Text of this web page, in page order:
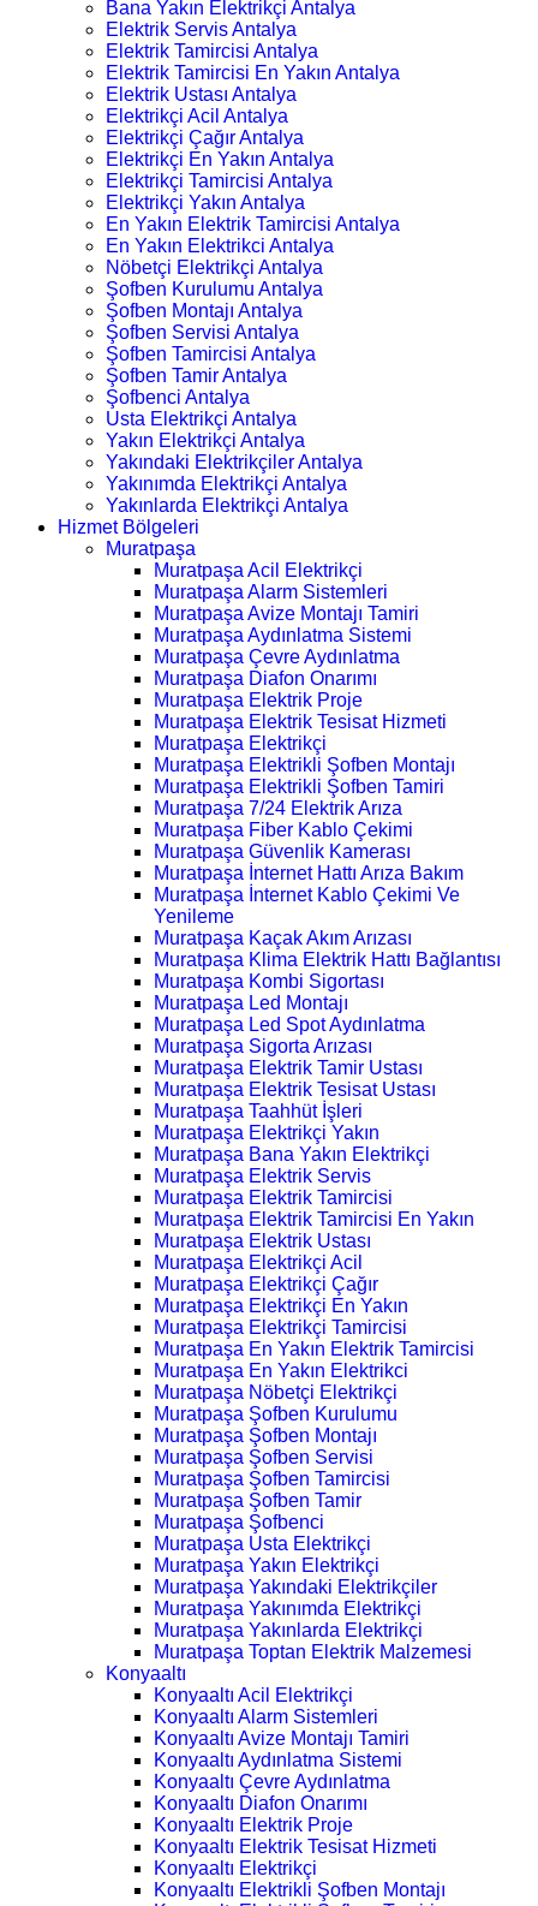
Bana Yakın Elektrikçi Antalya
Elektrik Servis Antalya
Elektrik Tamircisi Antalya
Elektrik Tamircisi En Yakın Antalya
Elektrik Ustası Antalya
Elektrikçi Acil Antalya
Elektrikçi Çağır Antalya
Elektrikçi En Yakın Antalya
Elektrikçi Tamircisi Antalya
Elektrikçi Yakın Antalya
En Yakın Elektrik Tamircisi Antalya
En Yakın Elektrikci Antalya
Nöbetçi Elektrikçi Antalya
Şofben Kurulumu Antalya
Şofben Montajı Antalya
Şofben Servisi Antalya
Şofben Tamircisi Antalya
Şofben Tamir Antalya
Şofbenci Antalya
Usta Elektrikçi Antalya
Yakın Elektrikçi Antalya
Yakındaki Elektrikçiler Antalya
Yakınımda Elektrikçi Antalya
Yakınlarda Elektrikçi Antalya
Hizmet Bölgeleri
Muratpaşa
Muratpaşa Acil Elektrikçi
Muratpaşa Alarm Sistemleri
Muratpaşa Avize Montajı Tamiri
Muratpaşa Aydınlatma Sistemi
Muratpaşa Çevre Aydınlatma
Muratpaşa Diafon Onarımı
Muratpaşa Elektrik Proje
Muratpaşa Elektrik Tesisat Hizmeti
Muratpaşa Elektrikçi
Muratpaşa Elektrikli Şofben Montajı
Muratpaşa Elektrikli Şofben Tamiri
Muratpaşa 7/24 Elektrik Arıza
Muratpaşa Fiber Kablo Çekimi
Muratpaşa Güvenlik Kamerası
Muratpaşa İnternet Hattı Arıza Bakım
Muratpaşa İnternet Kablo Çekimi Ve
Yenileme
Muratpaşa Kaçak Akım Arızası
Muratpaşa Klima Elektrik Hattı Bağlantısı
Muratpaşa Kombi Sigortası
Muratpaşa Led Montajı
Muratpaşa Led Spot Aydınlatma
Muratpaşa Sigorta Arızası
Muratpaşa Elektrik Tamir Ustası
Muratpaşa Elektrik Tesisat Ustası
Muratpaşa Taahhüt İşleri
Muratpaşa Elektrikçi Yakın
Muratpaşa Bana Yakın Elektrikçi
Muratpaşa Elektrik Servis
Muratpaşa Elektrik Tamircisi
Muratpaşa Elektrik Tamircisi En Yakın
Muratpaşa Elektrik Ustası
Muratpaşa Elektrikçi Acil
Muratpaşa Elektrikçi Çağır
Muratpaşa Elektrikçi En Yakın
Muratpaşa Elektrikçi Tamircisi
Muratpaşa En Yakın Elektrik Tamircisi
Muratpaşa En Yakın Elektrikci
Muratpaşa Nöbetçi Elektrikçi
Muratpaşa Şofben Kurulumu
Muratpaşa Şofben Montajı
Muratpaşa Şofben Servisi
Muratpaşa Şofben Tamircisi
Muratpaşa Şofben Tamir
Muratpaşa Şofbenci
Muratpaşa Usta Elektrikçi
Muratpaşa Yakın Elektrikçi
Muratpaşa Yakındaki Elektrikçiler
Muratpaşa Yakınımda Elektrikçi
Muratpaşa Yakınlarda Elektrikçi
Muratpaşa Toptan Elektrik Malzemesi
Konyaaltı
Konyaaltı Acil Elektrikçi
Konyaaltı Alarm Sistemleri
Konyaaltı Avize Montajı Tamiri
Konyaaltı Aydınlatma Sistemi
Konyaaltı Çevre Aydınlatma
Konyaaltı Diafon Onarımı
Konyaaltı Elektrik Proje
Konyaaltı Elektrik Tesisat Hizmeti
Konyaaltı Elektrikçi
Konyaaltı Elektrikli Şofben Montajı